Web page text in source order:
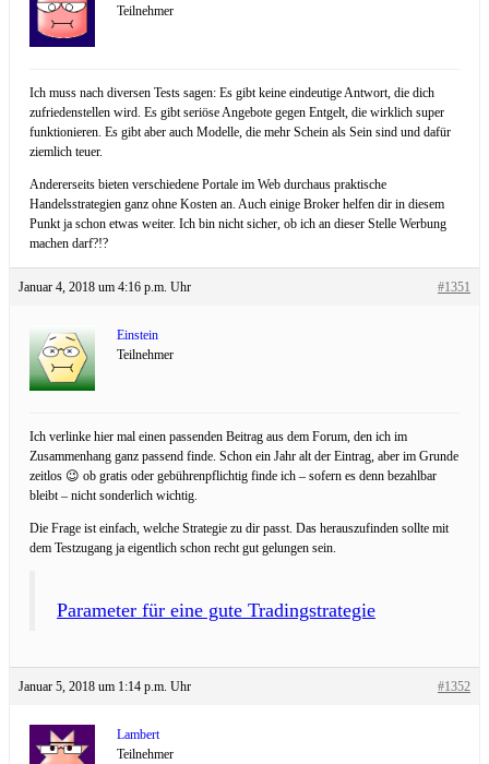
Teilnehmer
Ich muss nach diversen Tests sagen: Es gibt keine eindeutige Antwort, die dich
zufriedenstellen wird. Es gibt seriöse Angebote gegen Entgelt, die wirklich super
funktionieren. Es gibt aber auch Modelle, die mehr Schein als Sein sind und dafür
ziemlich teuer.
Andererseits bieten verschiedene Portale im Web durchaus praktische
Handelsstrategien ganz ohne Kosten an. Auch einige Broker helfen dir in diesem
Punkt ja schon etwas weiter. Ich bin nicht sicher, ob ich an dieser Stelle Werbung
machen darf?!?
Januar 4, 2018 um 4:16 p.m. Uhr #1351
Einstein
Teilnehmer
Ich verlinke hier mal einen passenden Beitrag aus dem Forum, den ich im
Zusammenhang ganz passend finde. Schon ein Jahr alt der Eintrag, aber im Grunde
zeitlos 😉 ob gratis oder gebührenpflichtig finde ich – sofern es denn bezahlbar
bleibt – nicht sonderlich wichtig.
Die Frage ist einfach, welche Strategie zu dir passt. Das herauszufinden sollte mit
dem Testzugang ja eigentlich schon recht gut gelungen sein.
Parameter für eine gute Tradingstrategie
Januar 5, 2018 um 1:14 p.m. Uhr #1352
Lambert
Teilnehmer